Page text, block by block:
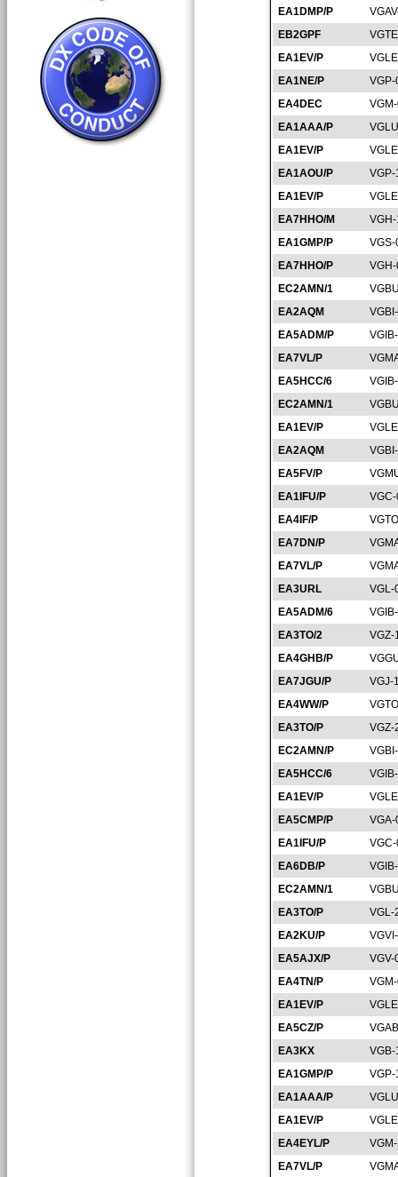
EA1DMP/P
EB2GPF
EA1EV/P
EA1NE/P
EA4DEC
EA1AAA/P
EA1EV/P
EA1AOU/P
EA1EV/P
EA7HHO/M
EA1GMP/P
EA7HHO/P
EC2AMN/1
EA2AQM
EA5ADM/P
EA7VL/P
EA5HCC/6
EC2AMN/1
EA1EV/P
EA2AQM
EA5FV/P
EA1IFU/P
EA4IF/P
EA7DN/P
EA7VL/P
EA3URL
VGL-
EA5ADM/6
EA3TO/2
VGZ-
EA4GHB/P
EA7JGU/P
VGJ-
EA4WW/P
EA3TO/P
VGZ-
EC2AMN/P
EA5HCC/6
EA1EV/P
EA5CMP/P
EA1IFU/P
EA6DB/P
EC2AMN/1
EA3TO/P
VGL-
EA2KU/P
EA5AJX/P
VGV-
EA4TN/P
EA1EV/P
EA5CZ/P
EA3KX
EA1GMP/P
EA1AAA/P
EA1EV/P
EA4EYL/P
EA7VL/P